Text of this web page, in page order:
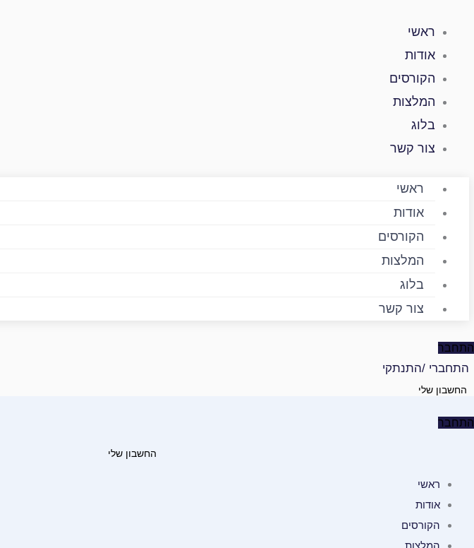
ראשי
אודות
הקורסים
המלצות
בלוג
צור קשר
ראשי
אודות
הקורסים
המלצות
בלוג
צור קשר
התחבר
התחברי /התנתקי
החשבון שלי
התחבר
החשבון שלי
ראשי
אודות
הקורסים
המלצות